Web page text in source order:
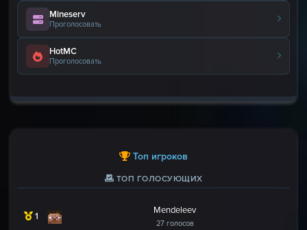
Mineserv
Проголосовать
HotMC
Проголосовать
Топ игроков
ТОП ГОЛОСУЮЩИХ
1
Mendeleev
27 голосов